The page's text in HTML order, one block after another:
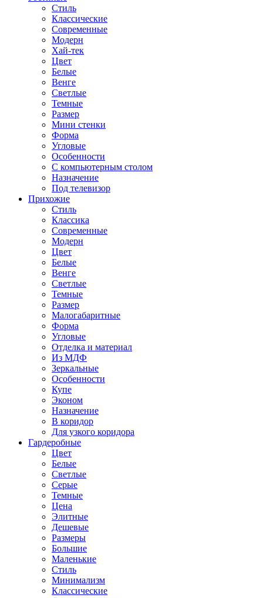
Стиль
Классические
Современные
Модерн
Хай-тек
Цвет
Белые
Венге
Светлые
Темные
Размер
Мини стенки
Форма
Угловые
Особенности
С компьютерным столом
Назначение
Под телевизор
Прихожие
Стиль
Классика
Современные
Модерн
Цвет
Белые
Венге
Светлые
Темные
Размер
Малогабаритные
Форма
Угловые
Отделка и материал
Из МДФ
Зеркальные
Особенности
Купе
Эконом
Назначение
В коридор
Для узкого коридора
Гардеробные
Цвет
Белые
Светлые
Серые
Темные
Цена
Элитные
Дешевые
Размеры
Большие
Маленькие
Стиль
Минимализм
Классические